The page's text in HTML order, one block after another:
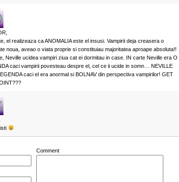
el realizeaza ca ANOMALIA este el insusi. Vampirii deja creasera o
noua, aveao o viata proprie si constituiau majoritatea aproape absoluta!!
Neville ucidea vampiri ziua cat ei dormitau in case. IN carte Neville era O
caci vampirii povesteau despre el, cel ce ii ucide in somn… NEVILLE
caci el era anormal si BOLNAV din perspectiva vampirilor! GET
Comment